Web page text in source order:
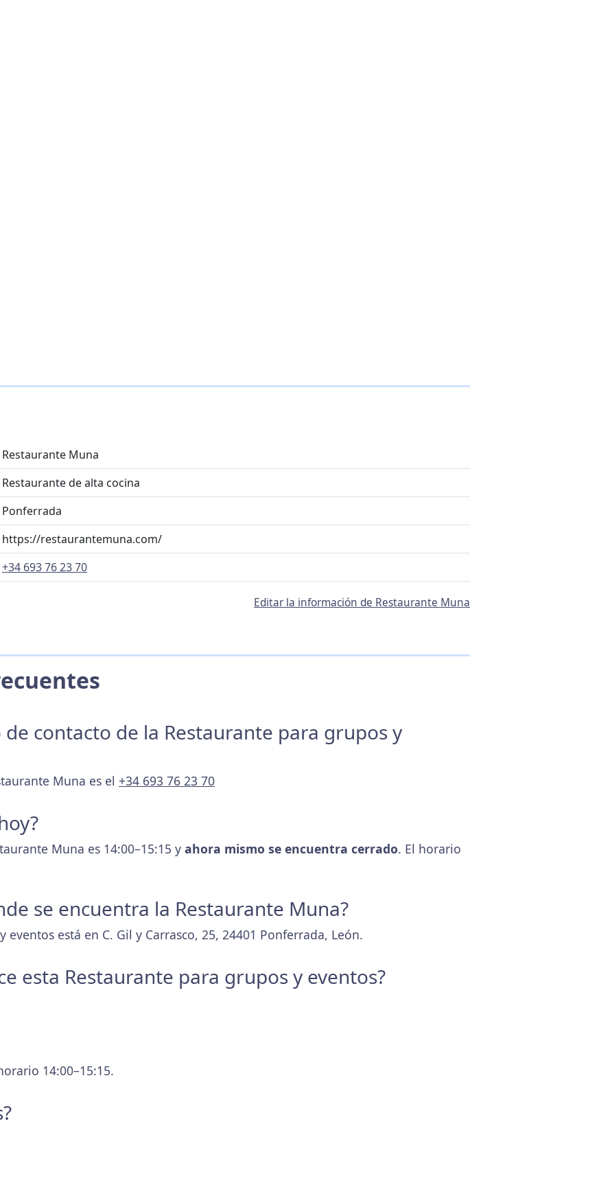
Restaurante Muna
Restaurante de alta cocina
Ponferrada
https://restaurantemuna.com/
+34 693 76 23 70
Editar la información de Restaurante Muna
de contacto de la Restaurante para grupos y
Muna es el +34 693 76 23 70
Muna es 14:00–15:15 y ahora mismo se encuentra cerrado. El horario
se encuentra la Restaurante Muna?
eventos está en C. Gil y Carrasco, 25, 24401 Ponferrada, León.
esta Restaurante para grupos y eventos?
14:00–15:15.